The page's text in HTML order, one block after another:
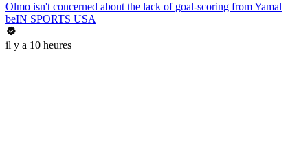
Olmo isn't concerned about the lack of goal-scoring from Yamal
beIN SPORTS USA
il y a 10 heures